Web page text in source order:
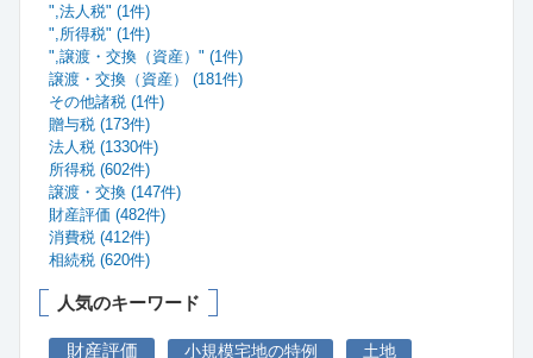
",法人税" (1件)
",所得税" (1件)
",譲渡・交換（資産）" (1件)
譲渡・交換（資産） (181件)
その他諸税 (1件)
贈与税 (173件)
法人税 (1330件)
所得税 (602件)
譲渡・交換 (147件)
財産評価 (482件)
消費税 (412件)
相続税 (620件)
人気のキーワード
財産評価 小規模宅地の特例 土地